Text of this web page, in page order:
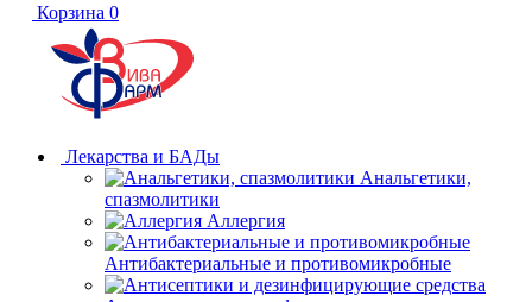
Корзина 0
Лекарства и БАДы
Анальгетики,
спазмолитики
Аллергия
Антибактериальные и противомикробные